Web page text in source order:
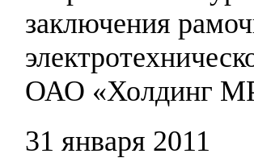
заключения
ОАО «Холдинг
31 января 2011